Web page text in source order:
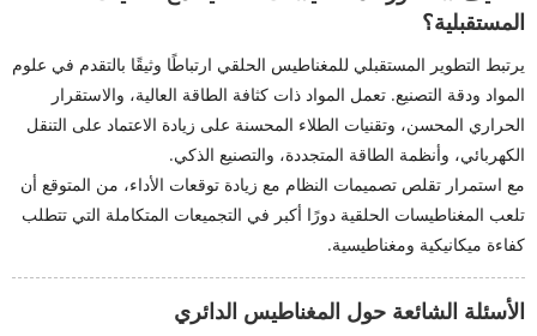
المستقبلية؟
يرتبط التطوير المستقبلي للمغناطيس الحلقي ارتباطًا وثيقًا بالتقدم في علوم
المواد ودقة التصنيع. تعمل المواد ذات كثافة الطاقة العالية، والاستقرار
الحراري المحسن، وتقنيات الطلاء المحسنة على زيادة الاعتماد على التنقل
الكهربائي، وأنظمة الطاقة المتجددة، والتصنيع الذكي.
مع استمرار تقلص تصميمات النظام مع زيادة توقعات الأداء، من المتوقع أن
تلعب المغناطيسات الحلقية دورًا أكبر في التجميعات المتكاملة التي تتطلب
كفاءة ميكانيكية ومغناطيسية.
الأسئلة الشائعة حول المغناطيس الدائري